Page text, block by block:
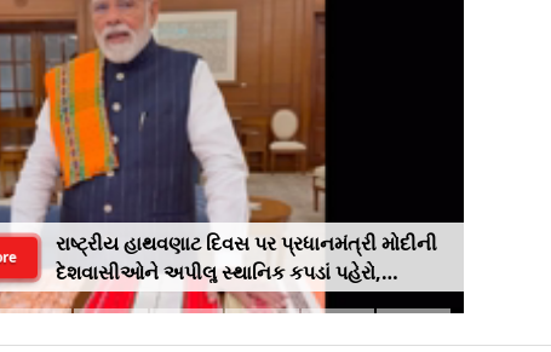
રાષ્ટ્રીય હાથવણાટ દિવસ પર પ્રધાનમંત્રી મોદીની
દેશવાસીઓને અપીલૢ સ્થાનિક કપડાં પહેરો,
'GRWM' ટ્રેન્ડ ફોલો કરો